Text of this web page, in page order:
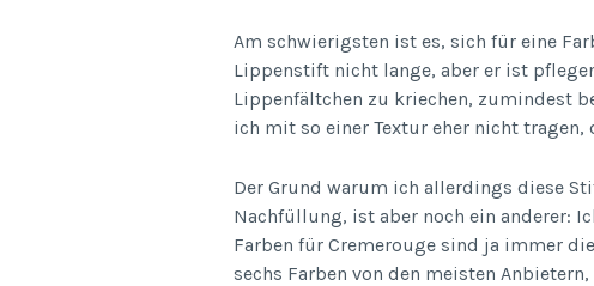
Am schwierigsten ist es, sich für eine
Lippenstift nicht lange, aber er ist
Lippenfältchen zu kriechen, zumindest
ich mit so einer Textur eher nicht
Der Grund warum ich allerdings diese
Nachfüllung, ist aber noch ein anderer:
Farben für Cremerouge sind ja immer
sechs Farben von den meisten